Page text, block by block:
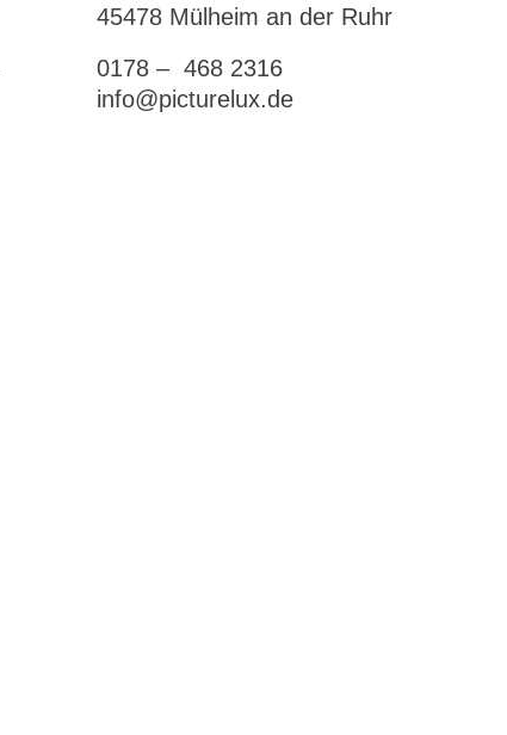
45478 Mülheim an der Ruhr
0178 – 468 2316
info@picturelux.de